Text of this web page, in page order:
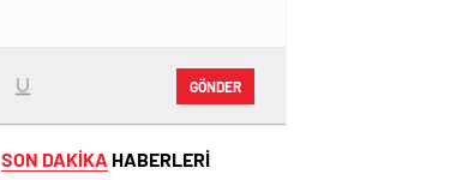
GÖNDER
SON DAKİKA HABERLERİ